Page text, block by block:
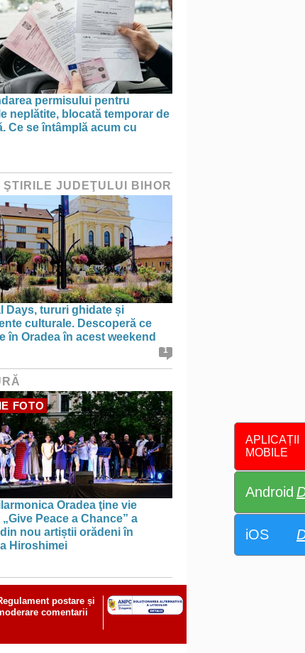
APLICAȚII
MOBILE
Android
iOS
permisului pentru
neplătite, blocată temporar de
Ce se întâmplă acum cu
ŞTIRILE JUDEŢULUI BIHOR
Days, tururi ghidate și
culturale. Descoperă ce
în Oradea în acest weekend
1
FOTO
Oradea ţine vie
Peace a Chance” a
nou artiștii orădeni în
Hiroshimei
postare și
comentarii